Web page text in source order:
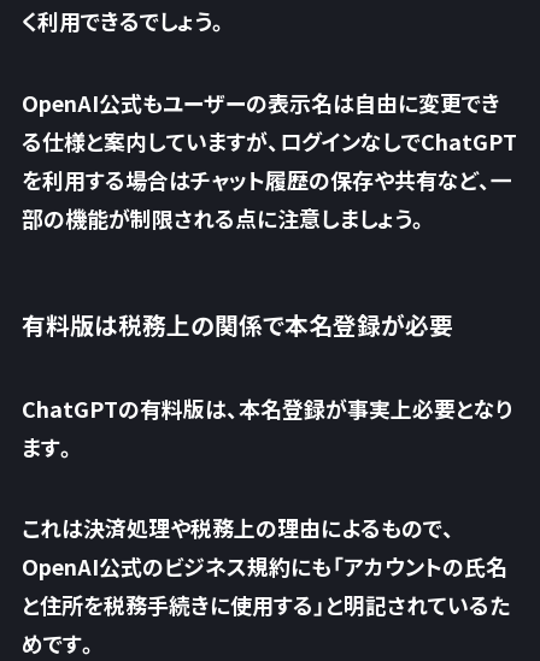
く利用できるでしょう。
OpenAI公式もユーザーの表示名は自由に変更でき
る仕様と案内していますが、 ログインなしでChatGPT
を利用する場合はチャット履歴の保存や共有など、一
部の機能が制限される点に注意しましょう。
有料版は税務上の関係で本名登録が必要
ChatGPTの有料版は、本名登録が事実上必要となり
ます。
これは決済処理や税務上の理由によるもので、
OpenAI公式のビジネス規約にも「アカウントの氏名
と住所を税務手続きに使用する」と明記されているた
めです。